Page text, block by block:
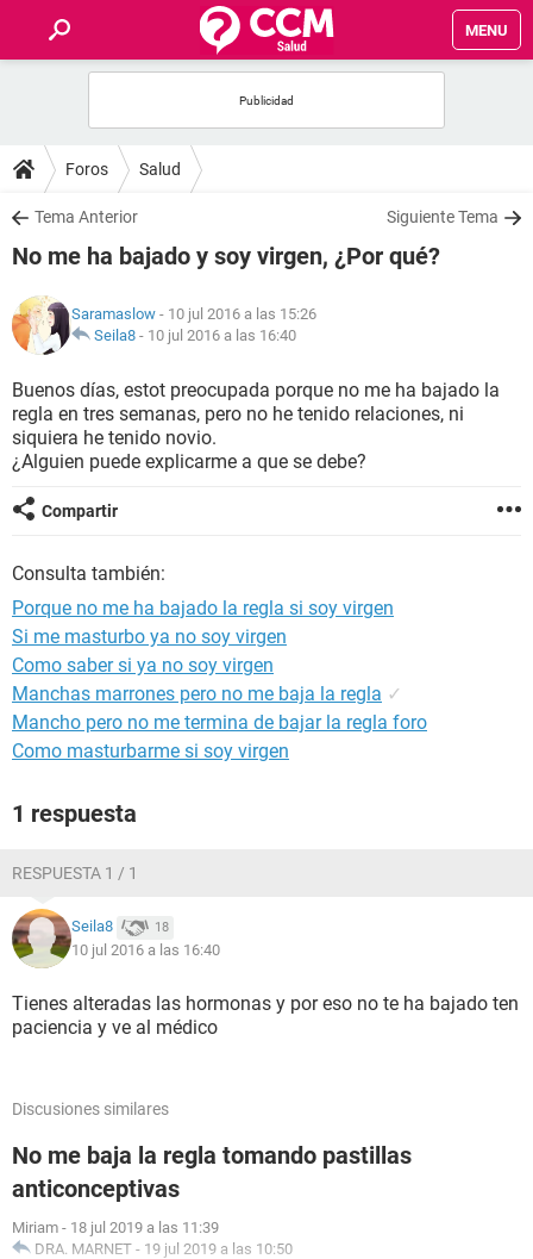
MENU
FOROS
SALUD
NUTRICIÓN
BIENESTAR
SEXUALIDAD
GLOSARIO
Foros Salud
Tema Anterior Siguiente Tema
No me ha bajado y soy virgen, ¿Por qué?
Saramaslow - 10 jul 2016 a las 15:26
Seila8 - 10 jul 2016 a las 16:40
Buenos días, estot preocupada porque no me ha bajado la
regla en tres semanas, pero no he tenido relaciones, ni
siquiera he tenido novio.
¿Alguien puede explicarme a que se debe?
Compartir
Consulta también:
Porque no me ha bajado la regla si soy virgen
Si me masturbo ya no soy virgen
Como saber si ya no soy virgen
Manchas marrones pero no me baja la regla ✓
Mancho pero no me termina de bajar la regla foro
Como masturbarme si soy virgen
1 respuesta
RESPUESTA 1 / 1
Seila8 18
10 jul 2016 a las 16:40
Tienes alteradas las hormonas y por eso no te ha bajado ten
paciencia y ve al médico
Discusiones similares
No me baja la regla tomando pastillas
anticonceptivas
Miriam - 18 jul 2019 a las 11:39
DRA. MARNET - 19 jul 2019 a las 10:50